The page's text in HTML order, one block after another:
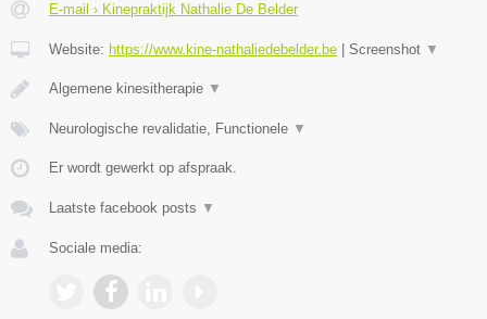
E-mail › Kinepraktijk Nathalie De Belder
Website: https://www.kine-nathaliedebelder.be Screenshot ▼
Algemene kinesitherapie ▼
Neurologische revalidatie, Functionele ▼
Er wordt gewerkt op afspraak.
Laatste facebook posts ▼
Sociale media: